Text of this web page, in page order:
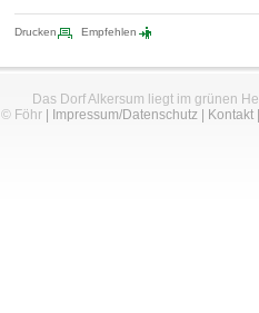
Drucken Empfehlen
Das Dorf Alkersum liegt im grünen
© Föhr| Impressum/Datenschutz| Kontakt